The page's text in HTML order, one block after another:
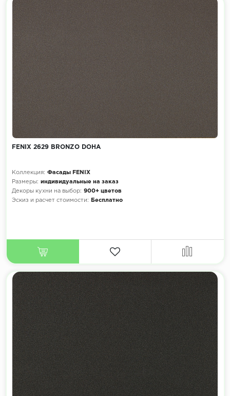
FENIX 2629 BRONZO DOHA
Коллекция: Фасады FENIX
Размеры: индивидуальные на заказ
Декоры кухни на выбор: 900+ цветов
Эскиз и расчет стоимости:
Бесплатно